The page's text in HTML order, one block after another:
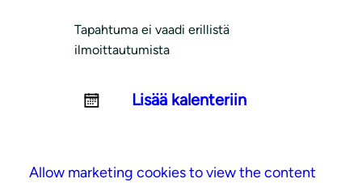
Tapahtuma ei vaadi erillistä
ilmoittautumista
Lisää kalenteriin
Allow marketing cookies to view the content